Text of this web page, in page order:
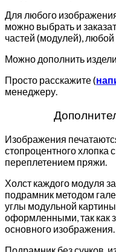
Для любого
можно выбрать и
частей (модулей),
Можно дополнить
Просто расскажите (
менеджеру.
Изображения
стопроцентного хлопка
переплетением пряжи.
Холст каждого модуля
подрамник методом
углы модульной
оформленными, так как
основного изображения.